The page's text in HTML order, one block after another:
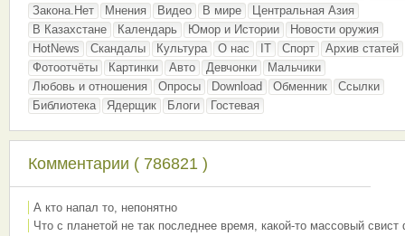
Закона.Нет
Мнения Видео В мире
Центральная Азия
В Казахстане
Календарь Юмор и Истории
Новости оружия
HotNews
Скандалы Культура О нас IT Спорт
Архив статей
Фотоотчёты
Картинки Авто Девчонки
Мальчики
Любовь и отношения
Опросы Download Обменник
Ссылки
Библиотека
Ядерщик Блоги Гостевая
Комментарии ( 786821 )
А кто напал то, непонятно
Что с планетой не так последнее время, какой-то массовый свист